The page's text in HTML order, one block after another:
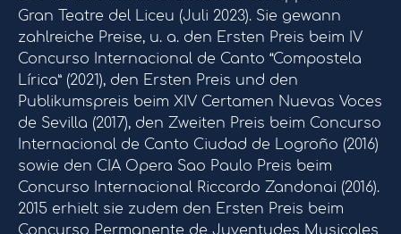
Gran Teatre del Liceu (Juli 2023). Sie gewann
zahlreiche Preise, u. a. den Ersten Preis beim IV
Concurso Internacional de Canto “Compostela
Lírica” (2021), den Ersten Preis und den
Publikumspreis beim XIV Certamen Nuevas Voces
de Sevilla (2017), den Zweiten Preis beim Concurso
Internacional de Canto Ciudad de Logroño (2016)
sowie den CIA Opera Sao Paulo Preis beim
Concurso Internacional Riccardo Zandonai (2016).
2015 erhielt sie zudem den Ersten Preis beim
Concurso Permanente de Juventudes Musicales